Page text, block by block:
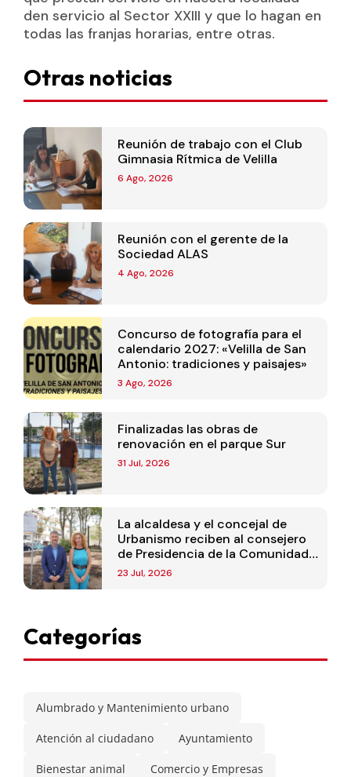
den servicio al Sector XXIII y que lo hagan en
todas las franjas horarias, entre otras.
Otras noticias
Reunión de trabajo con el Club
Gimnasia Rítmica de Velilla
6 Ago, 2026
Reunión con el gerente de la
Sociedad ALAS
4 Ago, 2026
Concurso de fotografía para el
calendario 2027: «Velilla de San
Antonio: tradiciones y paisajes»
3 Ago, 2026
Finalizadas las obras de
renovación en el parque Sur
31 Jul, 2026
La alcaldesa y el concejal de
Urbanismo reciben al consejero
de Presidencia de la Comunidad
de Madrid
23 Jul, 2026
Categorías
Alumbrado y Mantenimiento urbano
Atención al ciudadano Ayuntamiento
Bienestar animal Comercio y Empresas